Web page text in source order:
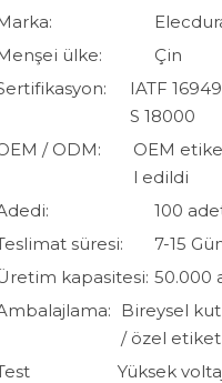
ülke:
Çin
IATF
S 18000
/ ODM:
OEM
l edildi
100
süresi:
7-15
kapasitesi: 50.000
Bireysel
/ özel etiket
Yüksek